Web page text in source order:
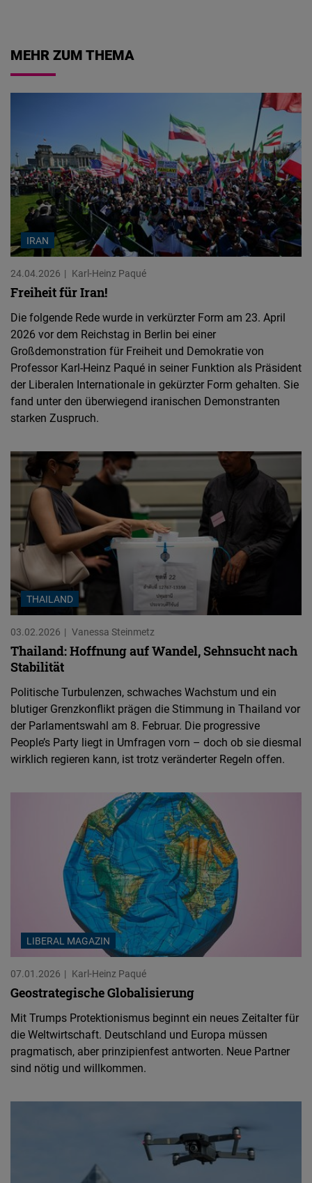
MEHR ZUM THEMA
IRAN
24.04.2026 Karl-Heinz Paqué
Freiheit für Iran!
Die folgende Rede wurde in verkürzter Form am 23. April
2026 vor dem Reichstag in Berlin bei einer
Großdemonstration für Freiheit und Demokratie von
Professor Karl-Heinz Paqué in seiner Funktion als Präsident
der Liberalen Internationale in gekürzter Form gehalten. Sie
fand unter den überwiegend iranischen Demonstranten
starken Zuspruch.
THAILAND
03.02.2026 Vanessa Steinmetz
Thailand: Hoffnung auf Wandel, Sehnsucht nach
Stabilität
Politische Turbulenzen, schwaches Wachstum und ein
blutiger Grenzkonflikt prägen die Stimmung in Thailand vor
der Parlamentswahl am 8. Februar. Die progressive
People’s Party liegt in Umfragen vorn – doch ob sie diesmal
wirklich regieren kann, ist trotz veränderter Regeln offen.
LIBERAL MAGAZIN
07.01.2026 Karl-Heinz Paqué
Geostrategische Globalisierung
Mit Trumps Protektionismus beginnt ein neues Zeitalter für
die Weltwirtschaft. Deutschland und Europa müssen
pragmatisch, aber prinzipienfest antworten. Neue Partner
sind nötig und willkommen.